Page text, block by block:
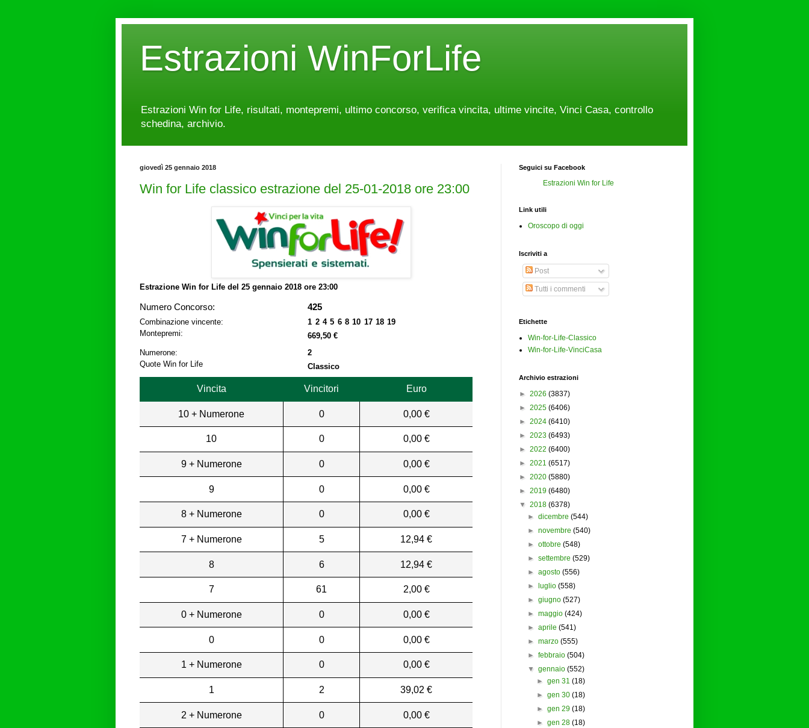
Estrazioni WinForLife
Estrazioni Win for Life, risultati, montepremi, ultimo concorso, verifica vincita, ultime vincite, Vinci Casa, controllo
schedina, archivio.
giovedì 25 gennaio 2018
Win for Life classico estrazione del 25-01-2018 ore 23:00
Estrazione Win for Life del 25 gennaio 2018 ore 23:00
Numero Concorso: 425
Combinazione vincente:
1 2 4 5 6 8 10 17 18 19
Montepremi:
669,50 €
Numerone:
2
Quote Win for Life
Classico
Vincita Vincitori Euro
10 + Numerone 0 0,00 €
10 0 0,00 €
9 + Numerone 0 0,00 €
9 0 0,00 €
8 + Numerone 0 0,00 €
7 + Numerone 5 12,94 €
8 6 12,94 €
7 61 2,00 €
0 + Numerone 0 0,00 €
0 0 0,00 €
1 + Numerone 0 0,00 €
1 2 39,02 €
2 + Numerone 0 0,00 €
Seguici su Facebook
Estrazioni Win for Life
Link utili
Oroscopo di oggi
Iscriviti a
Post
Tutti i commenti
Etichette
Win-for-Life-Classico
Win-for-Life-VinciCasa
Archivio estrazioni
► 2026 (3837)
► 2025 (6406)
► 2024 (6410)
► 2023 (6493)
► 2022 (6400)
► 2021 (6517)
► 2020 (5880)
► 2019 (6480)
▼ 2018 (6378)
►dicembre (544)
►novembre (540)
►ottobre (548)
►settembre (529)
►agosto (556)
►
luglio (558)
►giugno (527)
►maggio (424)
►aprile (541)
►marzo (555)
►febbraio (504)
▼ gennaio (552)
► gen 31 (18)
► gen 30 (18)
► gen 29 (18)
► gen 28 (18)